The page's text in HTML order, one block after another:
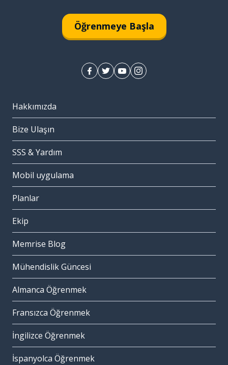
Öğrenmeye Başla
Hakkımızda
Bize Ulaşın
SSS & Yardım
Mobil uygulama
Planlar
Ekip
Memrise Blog
Mühendislik Güncesi
Almanca Öğrenmek
Fransızca Öğrenmek
İngilizce Öğrenmek
İspanyolca Öğrenmek